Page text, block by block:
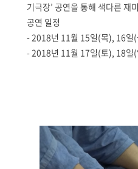
기극장’ 공연을 통해 색다른 재
공연 일정
- 2018년 11월 15일(목), 16일
- 2018년 11월 17일(토), 18일